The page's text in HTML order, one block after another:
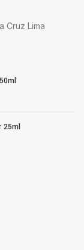
Cruz Lima
25ml